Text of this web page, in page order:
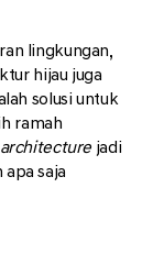
lingkungan,
hijau juga
solusi untuk
ramah
jadi
saja